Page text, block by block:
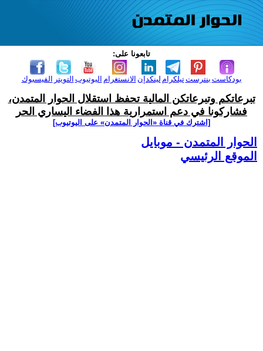
تابعونا على:
الفيسبوك التويتر اليوتيوب الانستغرام لينكدإن تيلكرامبنترست بودكاست
تبرعاتكم وتبرعاتكن المالية تحفظ استقلال الحوار المتمدن،
فشاركونا في دعم استمرارية هذا الفضاء اليساري الحر
[اشترك في قناة ‫«الحوار المتمدن» على اليوتيوب]
الحوار المتمدن - موبايل
الموقع الرئيسي